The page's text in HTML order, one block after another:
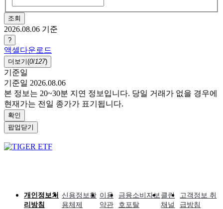
조회
2026.08.06 기준
?
액셀다운로드
더보기(0/127)
기준일
기준일 2026.08.06
본 정보는 20~30분 지연 정보입니다. 당일 거래가 없을 경우에
현재가는 전일 종가가 표기됩니다.
확인
팝업닫기
개인정보처
리방침
신용정보활
용체제
이용
약관
금융소비자보
호포탈
클린
채널
고객정보 취
급방침